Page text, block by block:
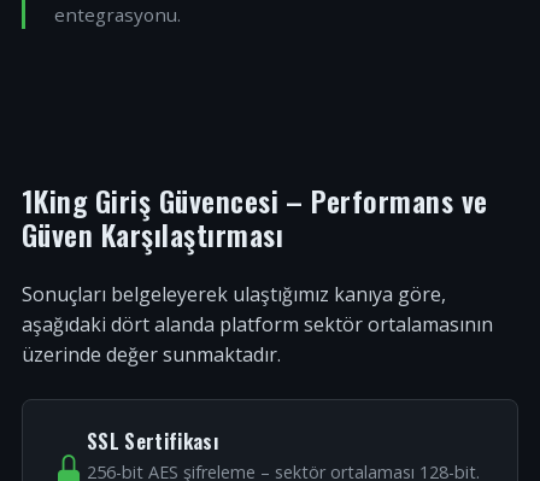
entegrasyonu.
1King Giriş Güvencesi – Performans ve
Güven Karşılaştırması
Sonuçları belgeleyerek ulaştığımız kanıya göre,
aşağıdaki dört alanda platform sektör ortalamasının
üzerinde değer sunmaktadır.
SSL Sertifikası
256-bit AES şifreleme – sektör ortalaması 128-bit.